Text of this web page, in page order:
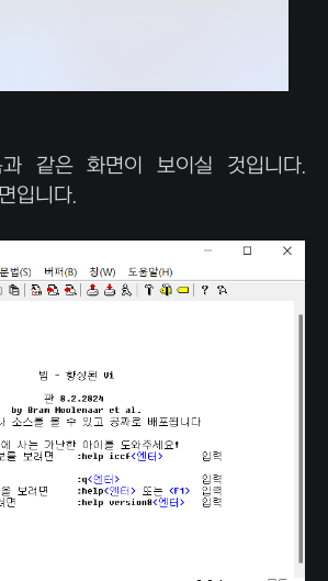
과 같은 화면이 보이실 것입니다.
입니다.